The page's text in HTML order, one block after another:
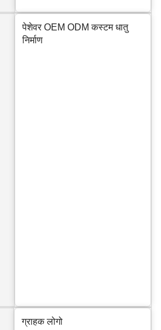
पेशेवर OEM ODM कस्टम धातु
निर्माण
ग्राहक लोगो